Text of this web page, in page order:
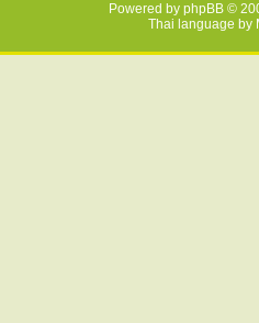
Powered by phpBB ©
Thai language by